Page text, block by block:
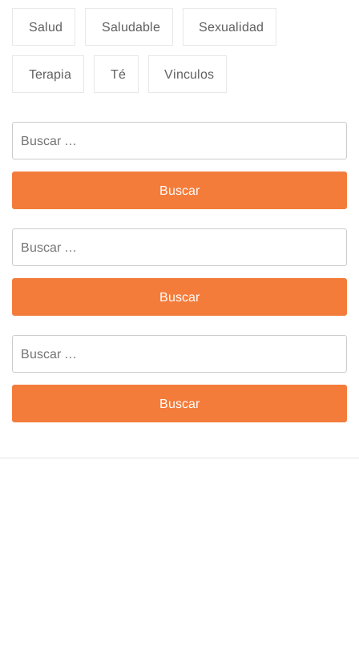
Salud Saludable Sexualidad
Terapia Té Vinculos